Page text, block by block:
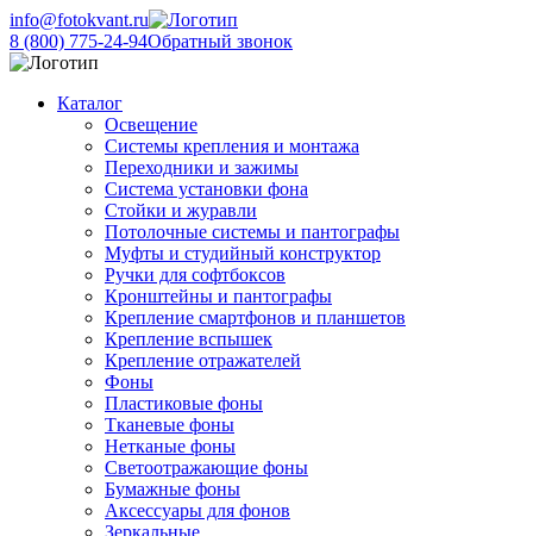
info@fotokvant.ru
8 (800) 775-24-94Обратный звонок
Каталог
Освещение
Системы крепления и монтажа
Переходники и зажимы
Система установки фона
Стойки и журавли
Потолочные системы и пантографы
Муфты и студийный конструктор
Ручки для софтбоксов
Кронштейны и пантографы
Крепление смартфонов и планшетов
Крепление вспышек
Крепление отражателей
Фоны
Пластиковые фоны
Тканевые фоны
Нетканые фоны
Светоотражающие фоны
Бумажные фоны
Аксессуары для фонов
Зеркальные